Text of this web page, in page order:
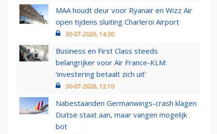
MAA houdt deur voor Ryanair en Wizz Air
open tijdens sluiting Charleroi Airport
30-07-2026, 14:30
Business en First Class steeds
belangrijker voor Air France-KLM:
‘investering betaalt zich uit’
30-07-2026, 12:10
Nabestaanden Germanwings-crash klagen
Duitse staat aan, maar vangen mogelijk
bot